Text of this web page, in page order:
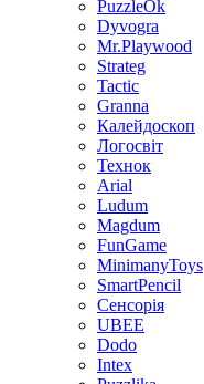
PuzzleOk
Dyvogra
Mr.Playwood
Strateg
Tactic
Granna
Калейдоскоп
Логосвіт
Технок
Arial
Ludum
Magdum
FunGame
MinimanyToys
SmartPencil
Сенсорія
UBEE
Dodo
Intex